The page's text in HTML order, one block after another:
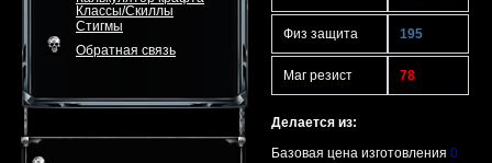
Классы/Скиллы
Стигмы
Обратная связь
Физ защита 195
Маг резист 78
Делается из:
Базовая цена изготовления 0